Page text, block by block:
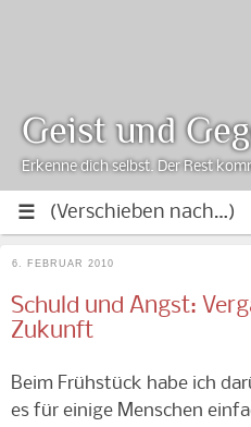
Geist und
Erkenne dich selbst. Der Rest
6. FEBRUAR 2010
Schuld und Angst:
Zukunft
Beim Frühstück habe ich
es für einige Menschen